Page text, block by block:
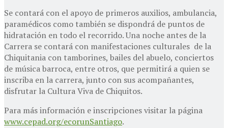
Se contará con el apoyo de primeros auxilios, ambulancia,
paramédicos como también se dispondrá de puntos de
hidratación en todo el recorrido. Una noche antes de la
Carrera se contará con manifestaciones culturales de la
Chiquitania con tamborines, bailes del abuelo, conciertos
de música barroca, entre otros, que permitirá a quien se
inscriba en la carrera, junto con sus acompañantes,
disfrutar la Cultura Viva de Chiquitos.
Para más información e inscripciones visitar la página
www.cepad.org/ecorunSantiago.